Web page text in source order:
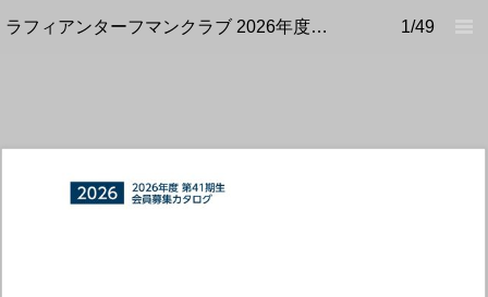
ラフィアンターフマンクラブ 2026年度会員募集カタログ 1/49